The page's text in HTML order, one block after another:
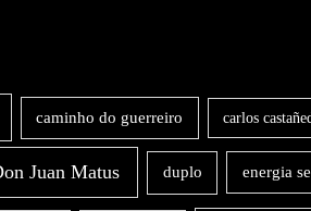
caminho do guerreiro carlos
Juan Matus duplo energia